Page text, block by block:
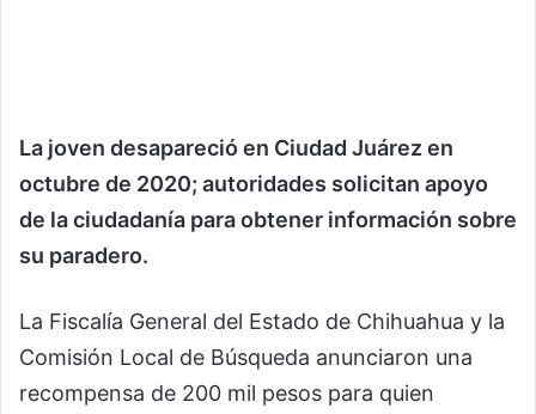
La joven desapareció en Ciudad Juárez en
octubre de 2020; autoridades solicitan apoyo
de la ciudadanía para obtener información sobre
su paradero.
La Fiscalía General del Estado de Chihuahua y la
Comisión Local de Búsqueda anunciaron una
recompensa de 200 mil pesos para quien